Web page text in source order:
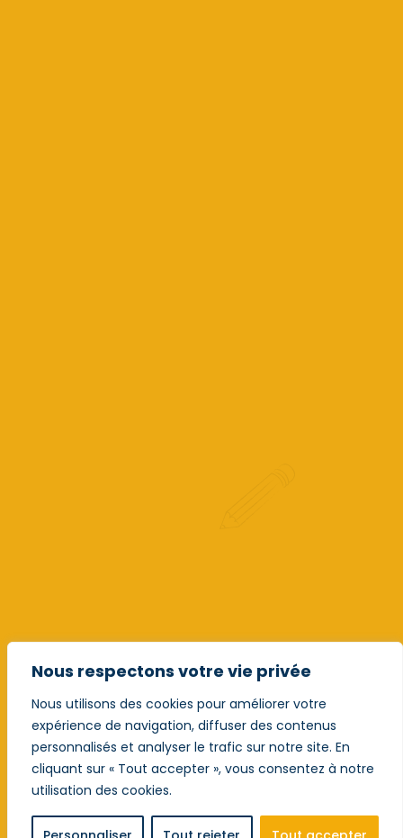
Nous respectons votre vie privée
Nous utilisons des cookies pour améliorer votre
expérience de navigation, diffuser des contenus
personnalisés et analyser le trafic sur notre site. En
cliquant sur « Tout accepter », vous consentez à notre
utilisation des cookies.